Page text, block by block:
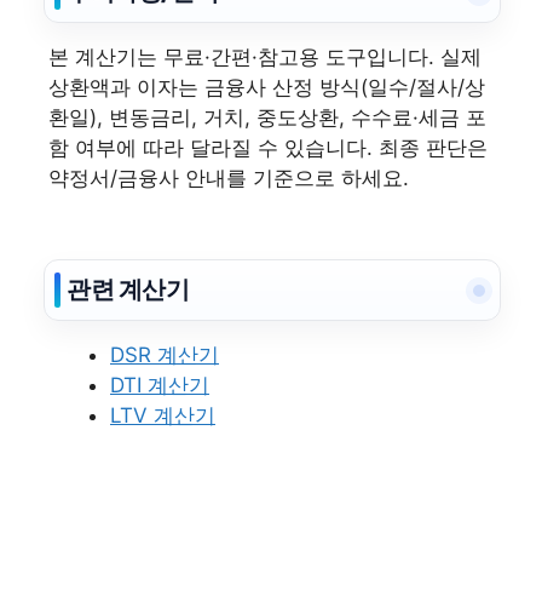
본 계산기는 무료·간편·참고용 도구입니다. 실제
상환액과 이자는 금융사 산정 방식(일수/절사/상
환일), 변동금리, 거치, 중도상환, 수수료·세금 포
함 여부에 따라 달라질 수 있습니다. 최종 판단은
약정서/금융사 안내를 기준으로 하세요.
관련 계산기
DSR 계산기
DTI 계산기
LTV 계산기